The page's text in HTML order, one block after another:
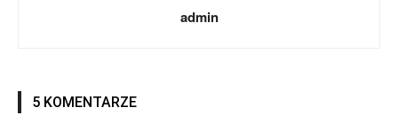
admin
5 KOMENTARZE